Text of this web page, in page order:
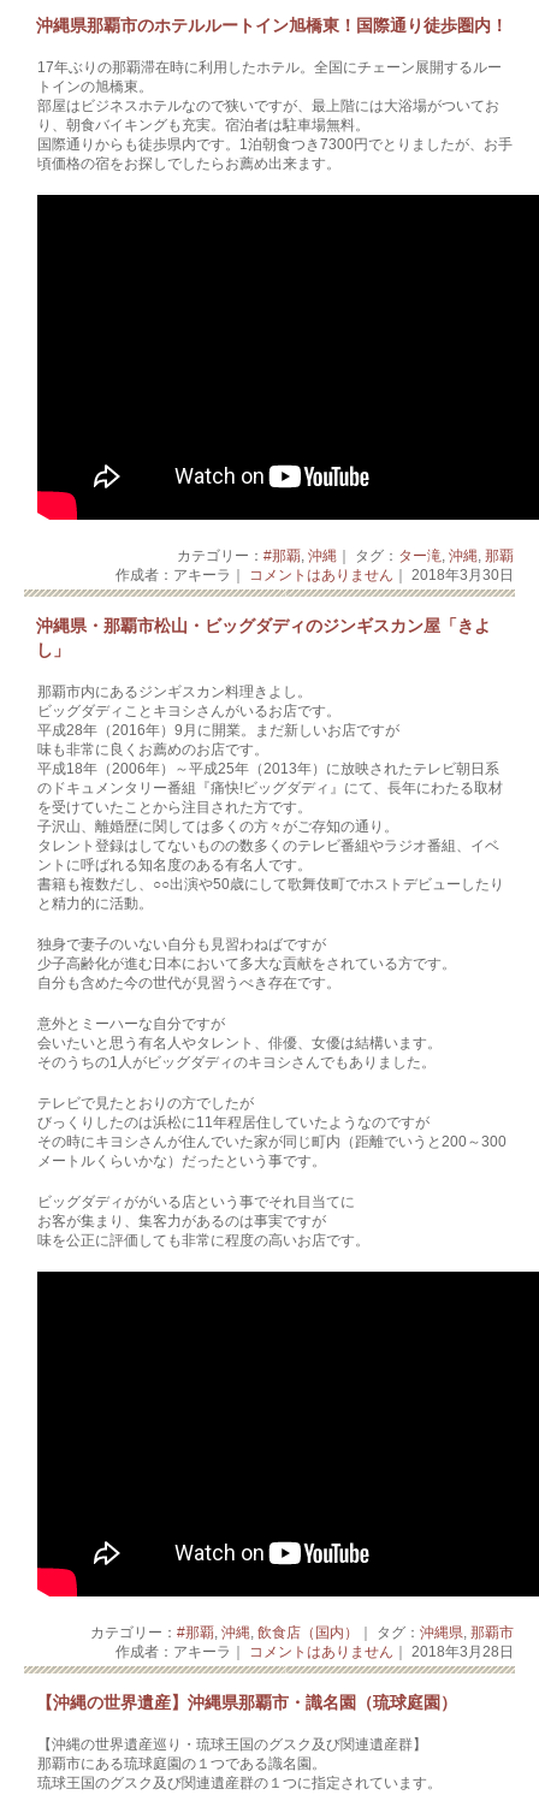
沖縄県那覇市のホテルルートイン旭橋東！国際通り徒歩圏内！
17年ぶりの那覇滞在時に利用したホテル。全国にチェーン展開するルー
トインの旭橋東。
部屋はビジネスホテルなので狭いですが、最上階には大浴場がついてお
り、朝食バイキングも充実。宿泊者は駐車場無料。
国際通りからも徒歩県内です。1泊朝食つき7300円でとりましたが、お手
頃価格の宿をお探しでしたらお薦め出来ます。
カテゴリー： #那覇, 沖縄｜ タグ： ター滝, 沖縄, 那覇
作成者：アキーラ｜ コメントはありません ｜ 2018年3月30日
沖縄県・那覇市松山・ビッグダディのジンギスカン屋「きよ
し」
那覇市内にあるジンギスカン料理きよし。
ビッグダディことキヨシさんがいるお店です。
平成28年（2016年）9月に開業。まだ新しいお店ですが
味も非常に良くお薦めのお店です。
平成18年（2006年）～平成25年（2013年）に放映されたテレビ朝日系
のドキュメンタリー番組『痛快!ビッグダディ』にて、長年にわたる取材
を受けていたことから注目された方です。
子沢山、離婚歴に関しては多くの方々がご存知の通り。
タレント登録はしてないものの数多くのテレビ番組やラジオ番組、イベ
ントに呼ばれる知名度のある有名人です。
書籍も複数だし、○○出演や50歳にして歌舞伎町でホストデビューしたり
と精力的に活動。
独身で妻子のいない自分も見習わねばですが
少子高齢化が進む日本において多大な貢献をされている方です。
自分も含めた今の世代が見習うべき存在です。
意外とミーハーな自分ですが
会いたいと思う有名人やタレント、俳優、女優は結構います。
そのうちの1人がビッグダディのキヨシさんでもありました。
テレビで見たとおりの方でしたが
びっくりしたのは浜松に11年程居住していたようなのですが
その時にキヨシさんが住んでいた家が同じ町内（距離でいうと200～300
メートルくらいかな）だったという事です。
ビッグダディががいる店という事でそれ目当てに
お客が集まり、集客力があるのは事実ですが
味を公正に評価しても非常に程度の高いお店です。
カテゴリー： #那覇, 沖縄, 飲食店（国内） ｜ タグ： 沖縄県, 那覇市
作成者：アキーラ｜ コメントはありません ｜ 2018年3月28日
【沖縄の世界遺産】沖縄県那覇市・識名園（琉球庭園）
【沖縄の世界遺産巡り・琉球王国のグスク及び関連遺産群】
那覇市にある琉球庭園の１つである識名園。
琉球王国のグスク及び関連遺産群の１つに指定されています。